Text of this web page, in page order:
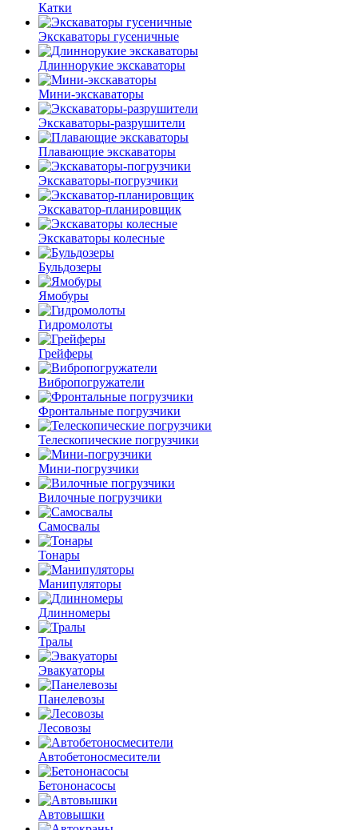
Катки
Экскаваторы гусеничные
Длиннорукие экскаваторы
Мини-экскаваторы
Экскаваторы-разрушители
Плавающие экскаваторы
Экскаваторы-погрузчики
Экскаватор-планировщик
Экскаваторы колесные
Бульдозеры
Ямобуры
Гидромолоты
Грейферы
Вибро­погружатели
Фронтальные погрузчики
Телескопические погрузчики
Мини-погрузчики
Вилочные погрузчики
Самосвалы
Тонары
Манипуляторы
Длинномеры
Тралы
Эвакуаторы
Панелевозы
Лесовозы
Автобетоно­смесители
Бетононасосы
Автовышки